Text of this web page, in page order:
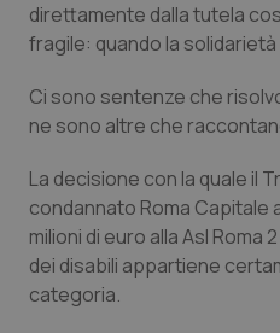
Basilicata
Calabria
Emilia-Romagna
Friuli Venezia Giulia
Artrite & artrosi
Asma & BPCO
Colesterolo &
Dermatite Atopica
QS Club Newsletter
direttamente dalla tutela
fragile: quando la
Ci sono sentenze che
ne sono altre che
La decisione con la quale il
condannato Roma Capitale
milioni di euro alla Asl
dei disabili appartiene
categoria.